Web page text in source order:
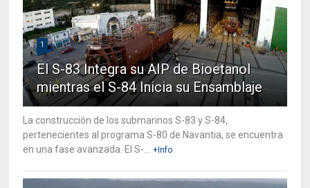
1
El S-83 Integra su AIP de Bioetanol
mientras el S-84 Inicia su Ensamblaje
La construcción de los submarinos S-83 y S-84,
pertenecientes al programa S-80 de Navantia, se encuentra
en una fase avanzada. El S-...
+Info